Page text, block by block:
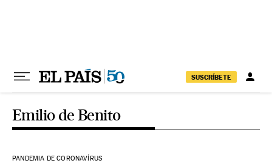
SUSCRÍBETE
Emilio de Benito
PANDEMIA DE CORONAVÍRUS